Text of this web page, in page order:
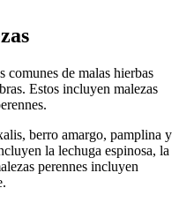
comunes de malas hierbas
Estos incluyen malezas
berro amargo, pamplina y
la lechuga espinosa, la
perennes incluyen